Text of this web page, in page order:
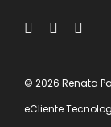
© 2026 Renata
eCliente